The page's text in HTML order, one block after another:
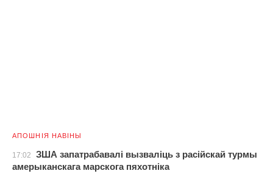
АПОШНІЯ НАВІНЫ
17:02
ЗША запатрабавалі вызваліць з расійскай турмы
амерыканскага марскога пяхотніка